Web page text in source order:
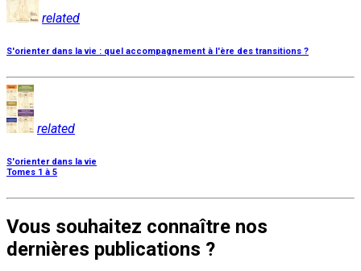
related
S'orienter dans la vie : quel accompagnement à l'ère des transitions ?
related
S'orienter dans la vie
Tomes 1 à 5
Vous souhaitez connaître nos
dernières publications ?